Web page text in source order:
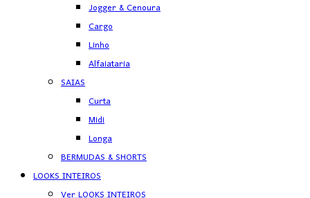
Jogger & Cenoura
Cargo
Linho
Alfaiataria
SAIAS
Curta
Midi
Longa
BERMUDAS & SHORTS
LOOKS INTEIROS